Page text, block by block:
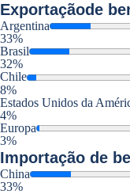
Exportaçãode
Argentina
33%
Brasil
32%
Chile
8%
Estados Unidos da
4%
Europa
3%
Importação de
China
33%